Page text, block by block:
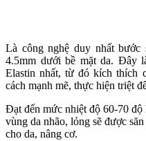
Là công nghệ duy nhất
4.5mm dưới bề mặt da. Đây
Elastin nhất, từ đó kích thích
cách mạnh mẽ, thực hiện triệt
Đạt đến mức nhiệt độ 60-70
vùng da nhão, lỏng sẽ được
cho da, nâng cơ.